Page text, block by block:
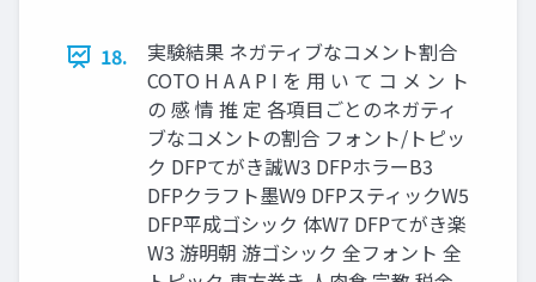
18.
実験結果 ネガティブなコメント割合
COTO H A A P I を 用 い て コ メ ン ト
の 感 情 推 定 各項目ごとのネガティ
ブなコメントの割合 フォント/トピッ
ク DFPてがき誠W3 DFPホラーB3
DFPクラフト墨W9 DFPスティックW5
DFP平成ゴシック 体W7 DFPてがき楽
W3 游明朝 游ゴシック 全フォント 全